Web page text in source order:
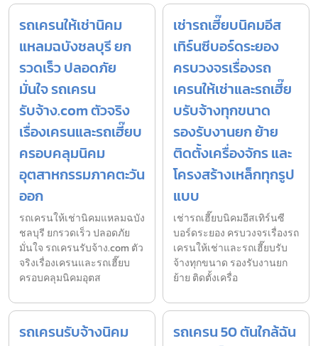
รถเครนให้เช่านิคม
แหลมฉบังชลบุรี ยก
รวดเร็ว ปลอดภัย
มั่นใจ รถเครน
รับจ้าง.com ตัวจริง
เรื่องเครนและรถเฮี๊ยบ
ครอบคลุมนิคม
อุตสาหกรรมภาคตะวัน
ออก
รถเครนให้เช่านิคมแหลมฉบัง
ชลบุรี ยกรวดเร็ว ปลอดภัย
มั่นใจ รถเครนรับจ้าง.com ตัว
จริงเรื่องเครนและรถเฮี๊ยบ
ครอบคลุมนิคมอุตส
เช่ารถเฮี๊ยบนิคมอีส
เทิร์นซีบอร์ดระยอง
ครบวงจรเรื่องรถ
เครนให้เช่าและรถเฮี๊ย
บรับจ้างทุกขนาด
รองรับงานยก ย้าย
ติดตั้งเครื่องจักร และ
โครงสร้างเหล็กทุกรูป
แบบ
เช่ารถเฮี๊ยบนิคมอีสเทิร์นซี
บอร์ดระยอง ครบวงจรเรื่องรถ
เครนให้เช่าและรถเฮี๊ยบรับ
จ้างทุกขนาด รองรับงานยก
ย้าย ติดตั้งเครื่อ
รถเครนรับจ้างนิคม
รถเครน 50 ตันใกล้ฉัน